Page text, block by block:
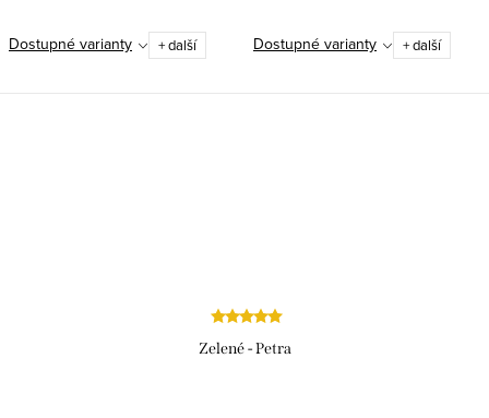
Dostupné varianty + další Dostupné varianty + další
Zelené - Petra